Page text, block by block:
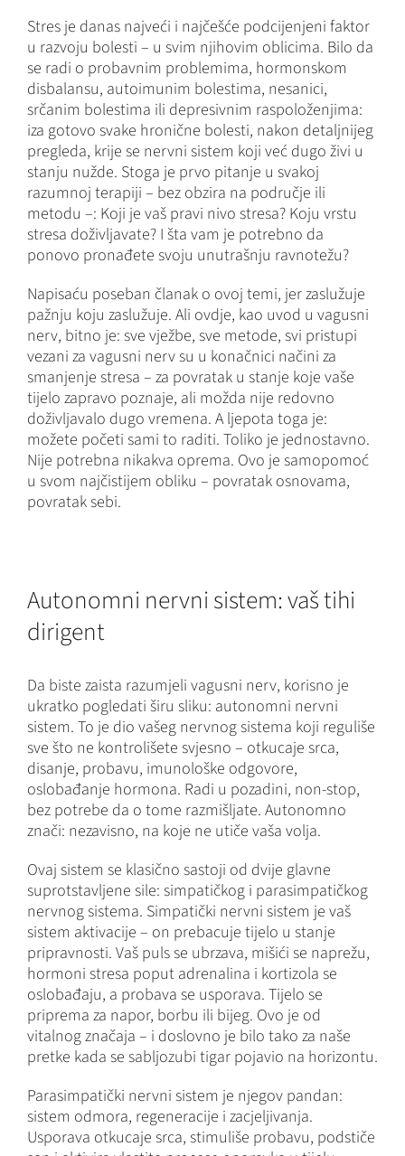
Stres je danas najveći i najčešće podcijenjeni faktor
u razvoju bolesti – u svim njihovim oblicima. Bilo da
se radi o probavnim problemima, hormonskom
disbalansu, autoimunim bolestima, nesanici,
srčanim bolestima ili depresivnim raspoloženjima:
iza gotovo svake hronične bolesti, nakon detaljnijeg
pregleda, krije se nervni sistem koji već dugo živi u
stanju nužde. Stoga je prvo pitanje u svakoj
razumnoj terapiji – bez obzira na područje ili
metodu –: Koji je vaš pravi nivo stresa? Koju vrstu
stresa doživljavate? I šta vam je potrebno da
ponovo pronađete svoju unutrašnju ravnotežu?
Napisaću poseban članak o ovoj temi, jer zaslužuje
pažnju koju zaslužuje. Ali ovdje, kao uvod u vagusni
nerv, bitno je: sve vježbe, sve metode, svi pristupi
vezani za vagusni nerv su u konačnici načini za
smanjenje stresa – za povratak u stanje koje vaše
tijelo zapravo poznaje, ali možda nije redovno
doživljavalo dugo vremena. A ljepota toga je:
možete početi sami to raditi. Toliko je jednostavno.
Nije potrebna nikakva oprema. Ovo je samopomoć
u svom najčistijem obliku – povratak osnovama,
povratak sebi.
Autonomni nervni sistem: vaš tihi
dirigent
Da biste zaista razumjeli vagusni nerv, korisno je
ukratko pogledati širu sliku: autonomni nervni
sistem. To je dio vašeg nervnog sistema koji reguliše
sve što ne kontrolišete svjesno – otkucaje srca,
disanje, probavu, imunološke odgovore,
oslobađanje hormona. Radi u pozadini, non-stop,
bez potrebe da o tome razmišljate. Autonomno
znači: nezavisno, na koje ne utiče vaša volja.
Ovaj sistem se klasično sastoji od dvije glavne
suprotstavljene sile: simpatičkog i parasimpatičkog
nervnog sistema. Simpatički nervni sistem je vaš
sistem aktivacije – on prebacuje tijelo u stanje
pripravnosti. Vaš puls se ubrzava, mišići se naprežu,
hormoni stresa poput adrenalina i kortizola se
oslobađaju, a probava se usporava. Tijelo se
priprema za napor, borbu ili bijeg. Ovo je od
vitalnog značaja – i doslovno je bilo tako za naše
pretke kada se sabljozubi tigar pojavio na horizontu.
Parasimpatički nervni sistem je njegov pandan:
sistem odmora, regeneracije i zacjeljivanja.
Usporava otkucaje srca, stimuliše probavu, podstiče